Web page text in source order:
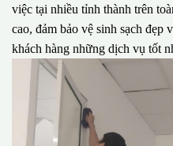
việc tại nhiều tỉnh thành trên
cao, đảm bảo vệ sinh sạch đẹp
khách hàng những dịch vụ tốt